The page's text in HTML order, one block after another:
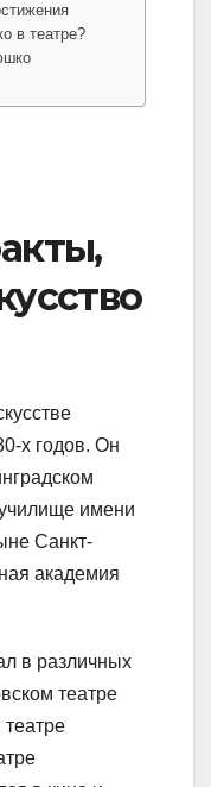
в театре?
х годов. Он
имени
Санкт-
академия
в различных
театре